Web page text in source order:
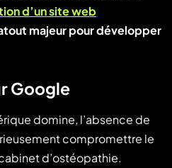
d’un site web
majeur pour développer
Google
domine, l’absence de
compromettre le
d’ostéopathie.